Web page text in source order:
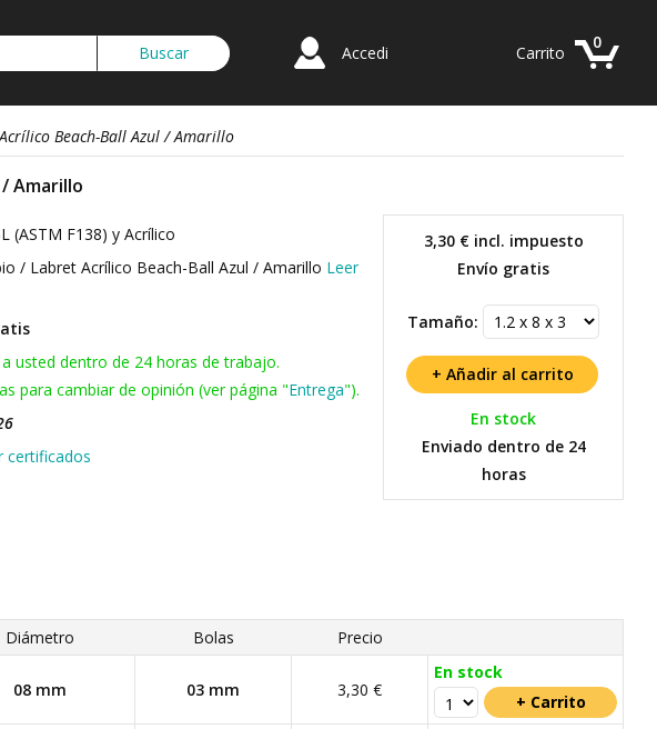
Accedi
0
Carrito
Beach-Ball Azul / Amarillo
Amarillo
3,30 €incl. impuesto
Envío gratis
Tamaño:
En stock
Enviado dentro de 24
horas
(ASTM F138) y Acrílico
/ Labret Acrílico Beach-Ball Azul / Amarillo Leer
usted dentro de 24 horas de trabajo.
para cambiar de opinión (ver página "Entrega").
certificados
Diámetro Bolas Precio
08 mm 03 mm 3,30 €
En stock